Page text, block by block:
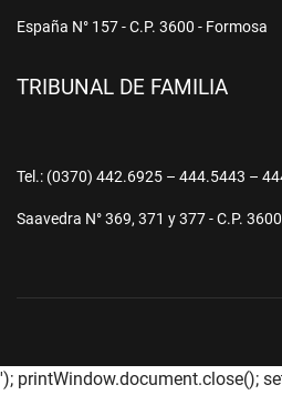
España N° 157 - C.P. 3600 - Formosa
TRIBUNAL DE FAMILIA
Tel.: (0370) 442.6925 – 444.5443 –
Saavedra N° 369, 371 y 377 - C.P.
'); printWindow.document.close();